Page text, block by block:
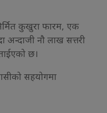
कुखुरा फारम, एक
नौ लाख सत्तरी
छ।
सहयोगमा